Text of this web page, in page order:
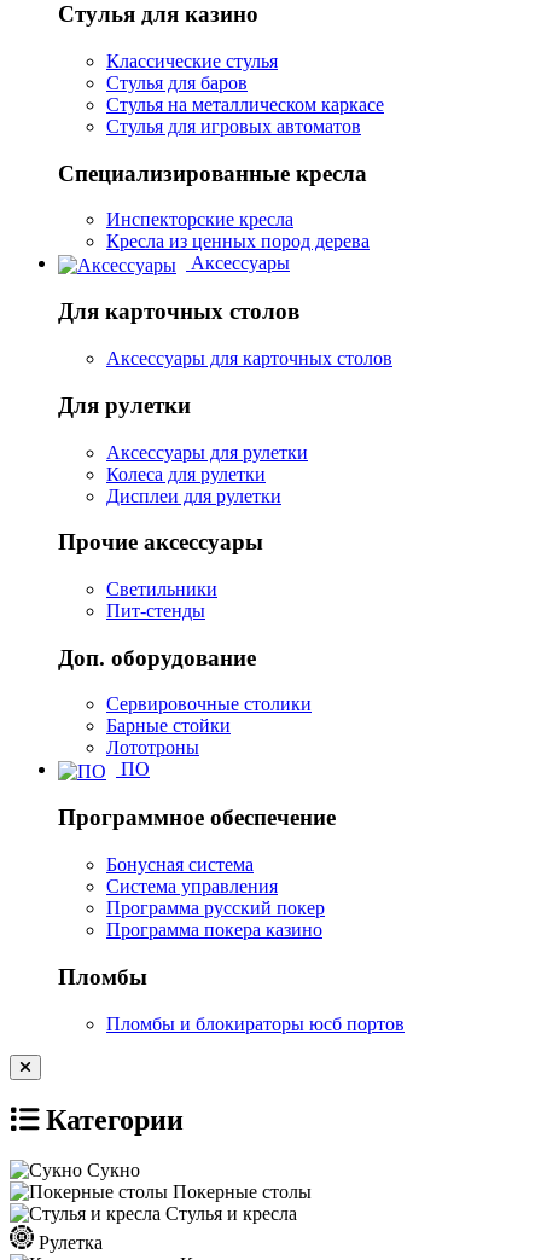
Стулья для казино
Классические стулья
Стулья для баров
Стулья на металлическом каркасе
Стулья для игровых автоматов
Специализированные кресла
Инспекторские кресла
Кресла из ценных пород дерева
Аксессуары
Для карточных столов
Аксессуары для карточных столов
Для рулетки
Аксессуары для рулетки
Колеса для рулетки
Дисплеи для рулетки
Прочие аксессуары
Светильники
Пит-стенды
Доп. оборудование
Сервировочные столики
Барные стойки
Лототроны
ПО
Программное обеспечение
Бонусная система
Система управления
Программа русский покер
Программа покера казино
Пломбы
Пломбы и блокираторы юсб портов
Категории
Сукно
Покерные столы
Стулья и кресла
Рулетка